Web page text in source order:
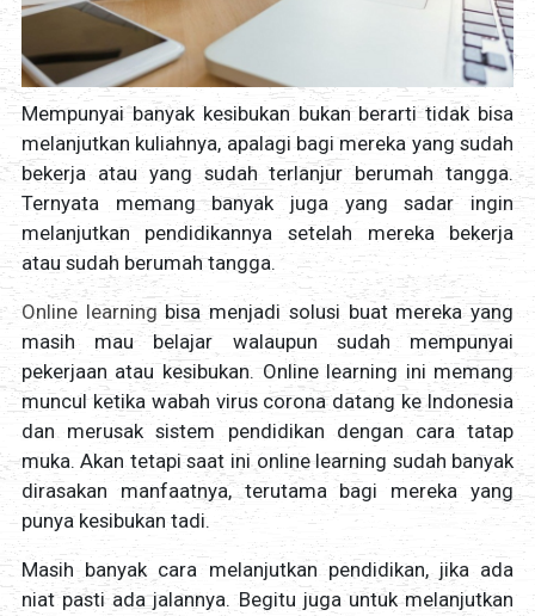
Mempunyai banyak kesibukan bukan berarti tidak bisa
melanjutkan kuliahnya, apalagi bagi mereka yang sudah
bekerja atau yang sudah terlanjur berumah tangga.
Ternyata memang banyak juga yang sadar ingin
melanjutkan pendidikannya setelah mereka bekerja
atau sudah berumah tangga.
Online learning bisa menjadi solusi buat mereka yang
masih mau belajar walaupun sudah mempunyai
pekerjaan atau kesibukan. Online learning ini memang
muncul ketika wabah virus corona datang ke Indonesia
dan merusak sistem pendidikan dengan cara tatap
muka. Akan tetapi saat ini online learning sudah banyak
dirasakan manfaatnya, terutama bagi mereka yang
punya kesibukan tadi.
Masih banyak cara melanjutkan pendidikan, jika ada
niat pasti ada jalannya. Begitu juga untuk melanjutkan